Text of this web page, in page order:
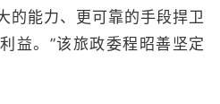
的能力、更可靠的手段捍卫
益。”该旅政委程昭善坚定